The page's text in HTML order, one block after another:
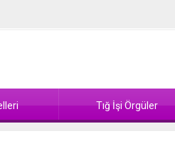
Tığ İşi Örgüler